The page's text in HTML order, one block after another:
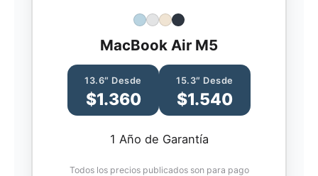
MacBook Air M5
13.6″ Desde
$1.360
15.3″ Desde
$1.540
1 Año de Garantía
Todos los precios publicados son para pago